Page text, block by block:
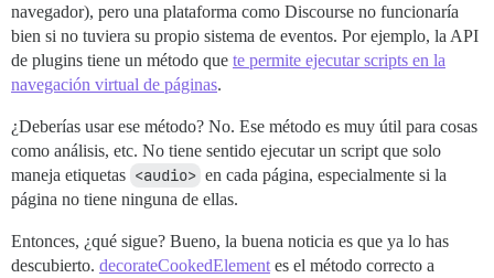
navegador), pero una plataforma como Discourse no funcionaría
bien si no tuviera su propio sistema de eventos. Por ejemplo, la API
de plugins tiene un método que te permite ejecutar scripts en la
navegación virtual de páginas.
¿Deberías usar ese método? No. Ese método es muy útil para cosas
como análisis, etc. No tiene sentido ejecutar un script que solo
maneja etiquetas <audio> en cada página, especialmente si la
página no tiene ninguna de ellas.
Entonces, ¿qué sigue? Bueno, la buena noticia es que ya lo has
descubierto. decorateCookedElement es el método correcto a